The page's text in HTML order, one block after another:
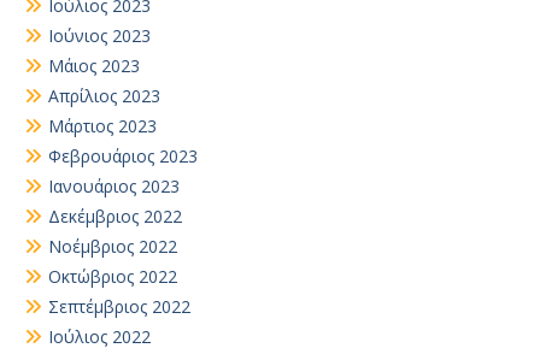
Ιούλιος 2023
Ιούνιος 2023
Μάιος 2023
Απρίλιος 2023
Μάρτιος 2023
Φεβρουάριος 2023
Ιανουάριος 2023
Δεκέμβριος 2022
Νοέμβριος 2022
Οκτώβριος 2022
Σεπτέμβριος 2022
Ιούλιος 2022